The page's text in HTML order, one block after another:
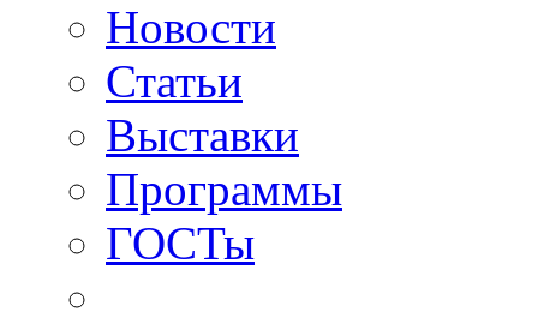
Новости
Статьи
Выставки
Программы
ГОСТы